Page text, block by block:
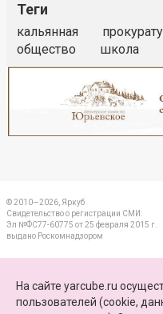
Теги
кальянная
общество
школа
© 2010—2026, Яркуб
Свидетельство о регистрации СМИ:
Эл №ФС77-60775 от 25 февраля 2015 г.
выдано Роскомнадзором
ПАРТНЕРЫ
На сайте yarcube.ru
пользователей (cookie,